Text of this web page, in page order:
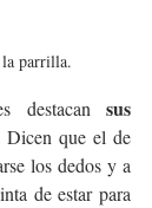
la parrilla.
destacan sus
Dicen que el de
los dedos y a
de estar para